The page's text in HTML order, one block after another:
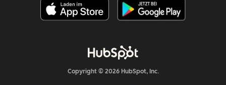
Copyright © 2026 HubSpot, Inc.